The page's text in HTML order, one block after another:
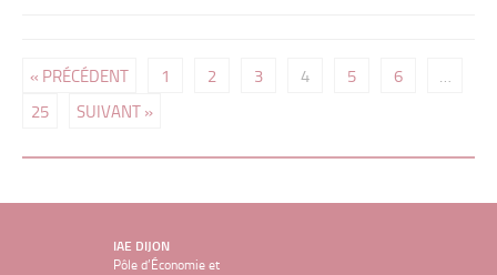
« PRÉCÉDENT 1 2 3 4 5 6
…
25
SUIVANT »
IAE DIJON
Pôle d’Économie et